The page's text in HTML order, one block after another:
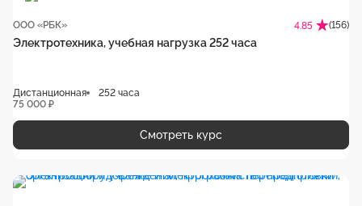
ООО «РБК» 4.85 (156)
Электротехника, учебная нагрузка 252 часа
Дистанционная
252 часа
75 000 ₽
Смотреть курс